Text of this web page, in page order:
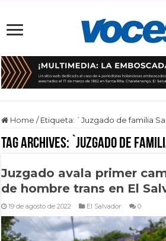
Home / Etiqueta: `Juzgado de familia
Tag Archives: `Juzgado de
Juzgado avala primer
de hombre trans en El
19 de agosto de 2022 El Salvador 0